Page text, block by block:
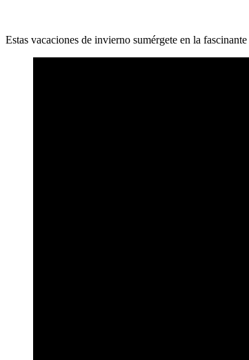
Estas vacaciones de invierno sumérgete en la